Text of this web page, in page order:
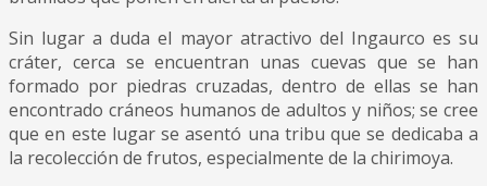
Sin lugar a duda el mayor atractivo del Ingaurco es su
cráter, cerca se encuentran unas cuevas que se han
formado por piedras cruzadas, dentro de ellas se han
encontrado cráneos humanos de adultos y niños; se cree
que en este lugar se asentó una tribu que se dedicaba a
la recolección de frutos, especialmente de la chirimoya.